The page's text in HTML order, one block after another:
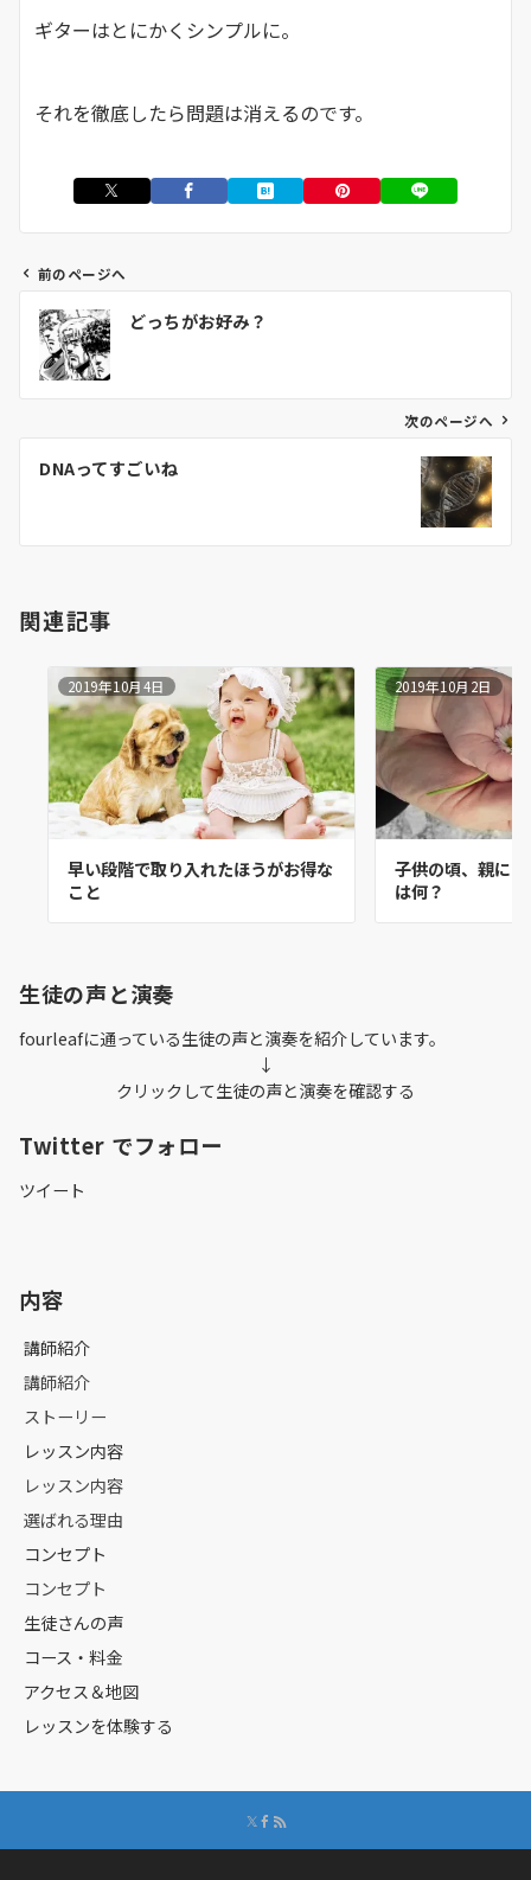
ギターはとにかくシンプルに。
それを徹底したら問題は消えるのです。
ビ
ン
前のページへ
どっちがお好み？
次のページへ
DNAってすごいね
関連記事
2019年10月4日
早い段階で取り入れたほうがお得な
こと
2019年10月2日
子供の頃、親に
は何？
生徒の声と演奏
fourleafに通っている生徒の声と演奏を紹介しています。
↓
クリックして生徒の声と演奏を確認する
Twitter でフォロー
ツイート
内容
講師紹介
講師紹介
ストーリー
レッスン内容
レッスン内容
選ばれる理由
コンセプト
コンセプト
生徒さんの声
コース・料金
アクセス＆地図
レッスンを体験する